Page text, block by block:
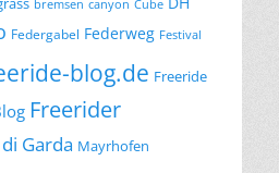
bremsen canyon Cube
Federgabel Federweg Festival
blog.de Freeride
Freerider
Garda Mayrhofen